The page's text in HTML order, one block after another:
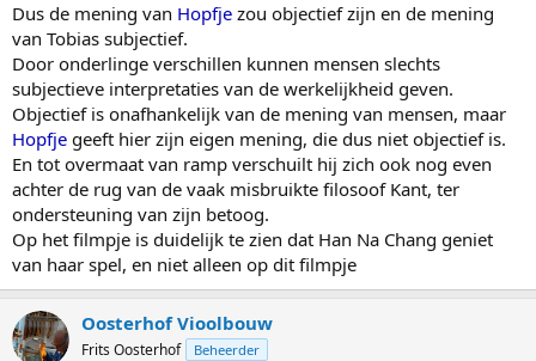
Dus de mening van Hopfje zou objectief zijn en de mening
van Tobias subjectief.
Door onderlinge verschillen kunnen mensen slechts
subjectieve interpretaties van de werkelijkheid geven.
Objectief is onafhankelijk van de mening van mensen, maar
Hopfje geeft hier zijn eigen mening, die dus niet objectief is.
En tot overmaat van ramp verschuilt hij zich ook nog even
achter de rug van de vaak misbruikte filosoof Kant, ter
ondersteuning van zijn betoog.
Op het filmpje is duidelijk te zien dat Han Na Chang geniet
van haar spel, en niet alleen op dit filmpje
Oosterhof Vioolbouw
Frits Oosterhof Beheerder